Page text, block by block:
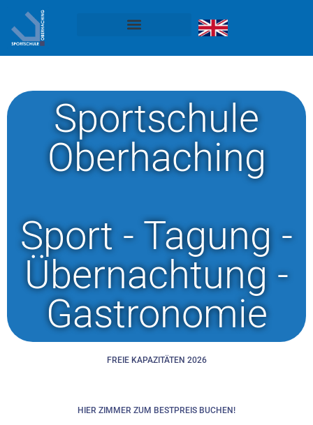
Sportschule
Oberhaching
Sport - Tagung -
Übernachtung -
Gastronomie
FREIE KAPAZITÄTEN 2026
HIER ZIMMER ZUM BESTPREIS BUCHEN!